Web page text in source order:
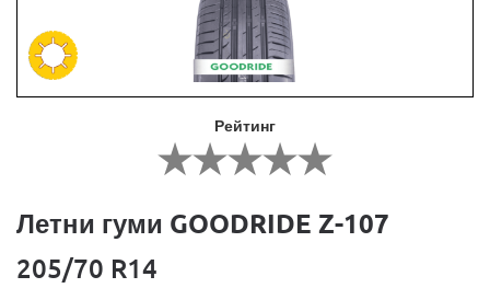
Рейтинг
Летни гуми GOODRIDE Z-107
205/70 R14